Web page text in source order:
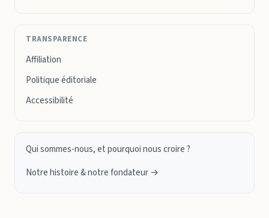
TRANSPARENCE
Affiliation
Politique éditoriale
Accessibilité
Qui sommes-nous, et pourquoi nous croire ?
Notre histoire & notre fondateur →